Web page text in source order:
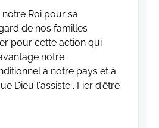
Roi pour sa
de nos familles
pour cette action qui
notre
à notre pays et à
Dieu l'assiste . Fier d'être